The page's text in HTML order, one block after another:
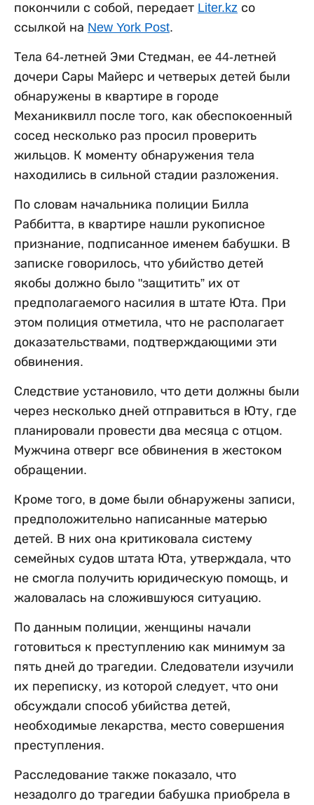
покончили с собой, передает Liter.kz со
ссылкой на New York Post.
Тела 64-летней Эми Стедман, ее 44-летней
дочери Сары Майерс и четверых детей были
обнаружены в квартире в городе
Механиквилл после того, как обеспокоенный
сосед несколько раз просил проверить
жильцов. К моменту обнаружения тела
находились в сильной стадии разложения.
По словам начальника полиции Билла
Раббитта, в квартире нашли рукописное
признание, подписанное именем бабушки. В
записке говорилось, что убийство детей
якобы должно было "защитить” их от
предполагаемого насилия в штате Юта. При
этом полиция отметила, что не располагает
доказательствами, подтверждающими эти
обвинения.
Следствие установило, что дети должны были
через несколько дней отправиться в Юту, где
планировали провести два месяца с отцом.
Мужчина отверг все обвинения в жестоком
обращении.
Кроме того, в доме были обнаружены записи,
предположительно написанные матерью
детей. В них она критиковала систему
семейных судов штата Юта, утверждала, что
не смогла получить юридическую помощь, и
жаловалась на сложившуюся ситуацию.
По данным полиции, женщины начали
готовиться к преступлению как минимум за
пять дней до трагедии. Следователи изучили
их переписку, из которой следует, что они
обсуждали способ убийства детей,
необходимые лекарства, место совершения
преступления.
Расследование также показало, что
незадолго до трагедии бабушка приобрела в